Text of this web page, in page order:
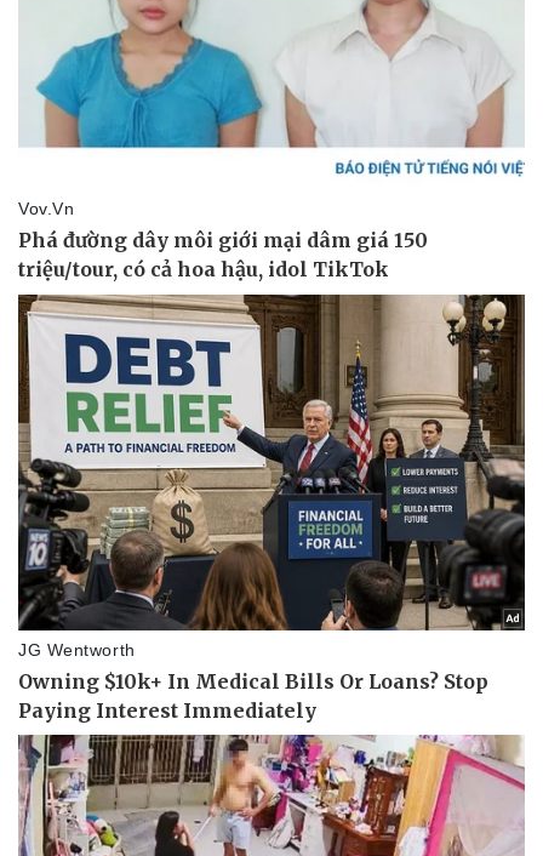
Pháp luật
Vụ án
Tin nóng
Tư vấn luật
Quân sự - Quốc phòng
Vũ khí
Việt Nam
Phân tích